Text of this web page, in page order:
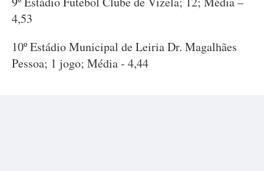
4,53
10º Estádio Municipal de Leiria Dr. Magalhães
Pessoa; 1 jogo; Média - 4,44